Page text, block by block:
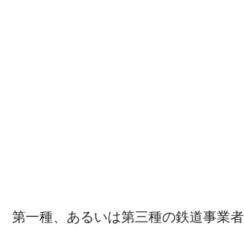
第一種、あるいは第三種の鉄道事業